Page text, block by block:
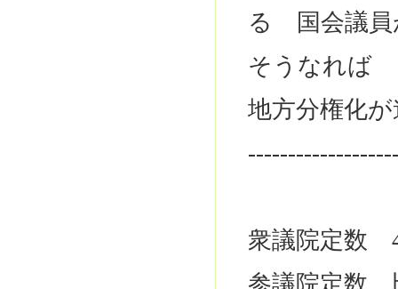
る 国会議員
そうなれば
地方分権化
衆議院定数
参議院定数